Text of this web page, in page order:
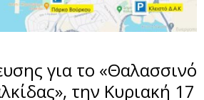
για το «Θαλασσινό
την Κυριακή 17